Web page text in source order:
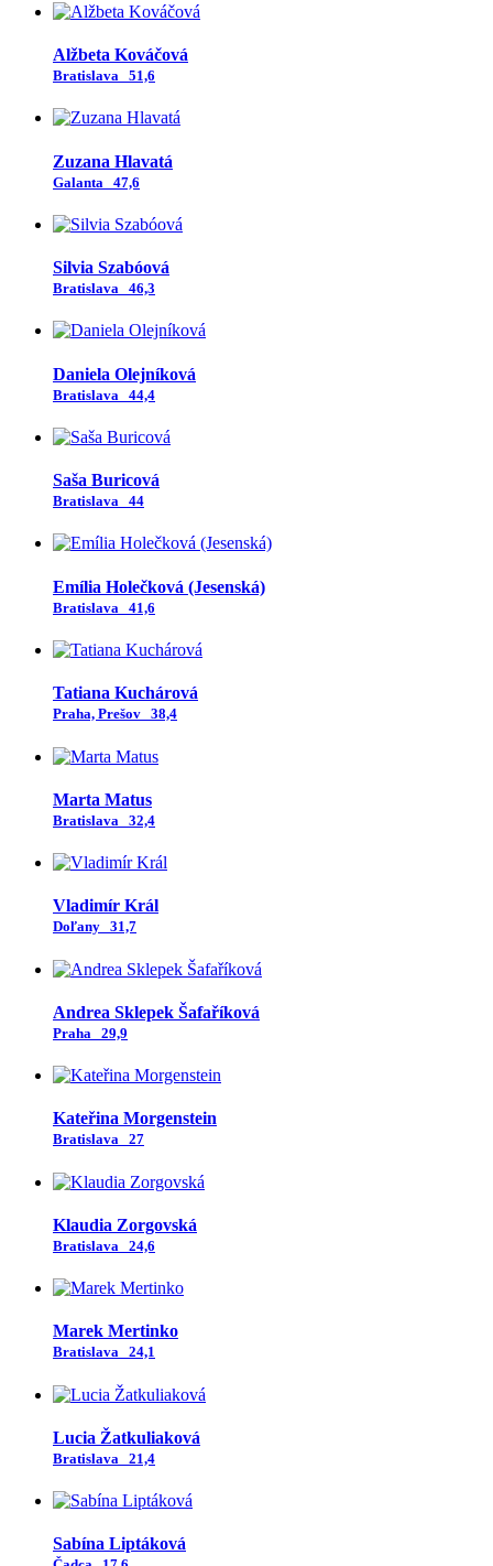
Alžbeta Kováčová
Bratislava 51,6
Zuzana Hlavatá
Galanta 47,6
Silvia Szabóová
Bratislava 46,3
Daniela Olejníková
Bratislava 44,4
Saša Buricová
Bratislava 44
Emília Holečková (Jesenská)
Bratislava 41,6
Tatiana Kuchárová
Praha, Prešov 38,4
Marta Matus
Bratislava 32,4
Vladimír Král
Doľany 31,7
Andrea Sklepek Šafaříková
Praha 29,9
Kateřina Morgenstein
Bratislava 27
Klaudia Zorgovská
Bratislava 24,6
Marek Mertinko
Bratislava 24,1
Lucia Žatkuliaková
Bratislava 21,4
Sabína Liptáková